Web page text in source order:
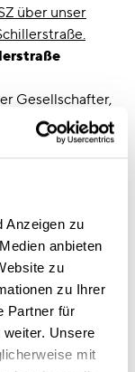
Anzeigen zu
anbieten
zu
zu Ihrer
Partner für
Unsere
mit
über unser
Gesellschafter,
gelungen ist, ein